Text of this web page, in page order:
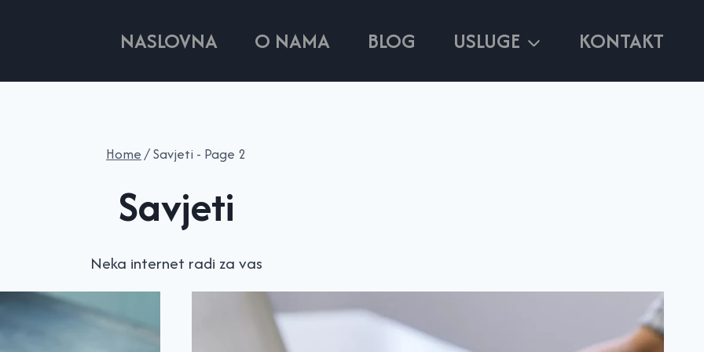
NASLOVNA O NAMA BLOG USLUGE KONTAKT
Home / Savjeti - Page 2
Savjeti
Neka internet radi za vas